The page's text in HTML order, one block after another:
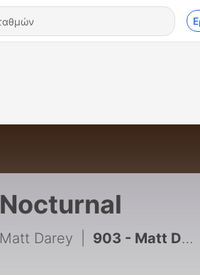
Nocturnal
Matt Darey 903 - Matt Darey - Nocturnal 830